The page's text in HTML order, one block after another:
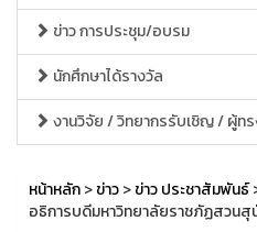
ข่าว การประชุม/อบรม
นักศึกษาได้รางวัล
งานวิจัย / วิทยากรรับเชิญ / ผู้
หน้าหลัก>ข่าว>ข่าว ประชาสัมพันธ์
อธิการบดีมหาวิทยาลัยราชภัฏสวนสุ